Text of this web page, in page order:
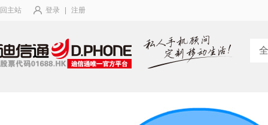
回主站 登录 注册